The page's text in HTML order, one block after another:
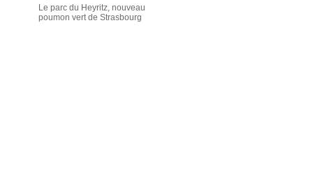
Le parc du Heyritz, nouveau
poumon vert de Strasbourg